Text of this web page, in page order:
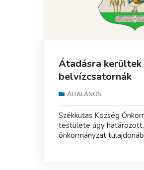
Átadásra kerültek
belvízcsatornák
ÁLTALÁNOS
Székkutas Község
testülete úgy
önkormányzat